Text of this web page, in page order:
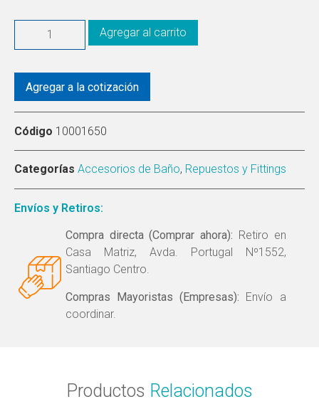
Agregar al carrito
Agregar a la cotización
Código 10001650
Categorías Accesorios de Baño, Repuestos y Fittings
Envíos y Retiros:
Compra directa (Comprar ahora): Retiro en
Casa Matriz, Avda. Portugal Nº1552,
Santiago Centro.
Compras Mayoristas (Empresas): Envío a
coordinar.
Productos Relacionados